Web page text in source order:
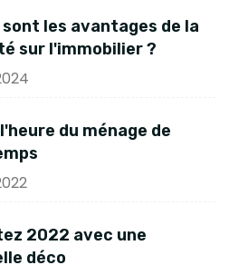
sont les avantages de la
sur l'immobilier ?
du ménage de
2022 avec une
déco